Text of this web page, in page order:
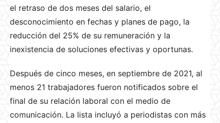
el retraso de dos meses del salario, el
desconocimiento en fechas y planes de pago, la
reducción del 25% de su remuneración y la
inexistencia de soluciones efectivas y oportunas.
Después de cinco meses, en septiembre de 2021, al
menos 21 trabajadores fueron notificados sobre el
final de su relación laboral con el medio de
comunicación. La lista incluyó a periodistas con más